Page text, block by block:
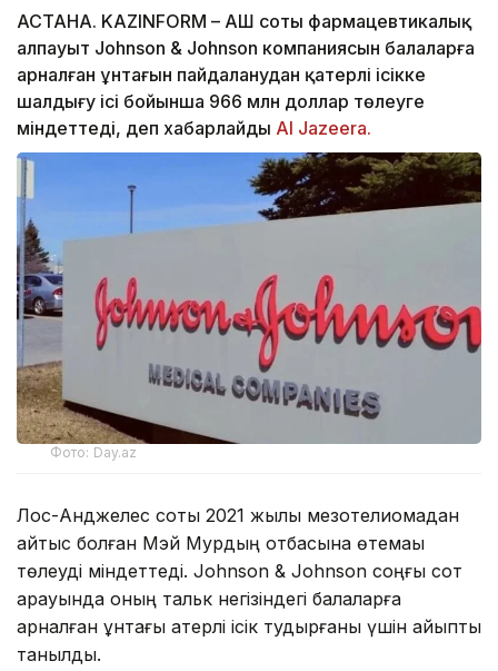
АСТАНА. KAZINFORM – АҚШ соты фармацевтикалық
алпауыт Johnson & Johnson компаниясын балаларға
арналған ұнтағын пайдаланудан қатерлі ісікке
шалдығу ісі бойынша 966 млн доллар төлеуге
міндеттеді, деп хабарлайды Al Jazeera.
Фото: Day.az
Лос-Анджелес соты 2021 жылы мезотелиомадан
қайтыс болған Мэй Мурдың отбасына өтемақы
төлеуді міндеттеді. Johnson & Johnson соңғы сот
қарауында оның тальк негізіндегі балаларға
арналған ұнтағы қатерлі ісік тудырғаны үшін айыпты
танылды.